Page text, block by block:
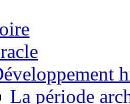
La période